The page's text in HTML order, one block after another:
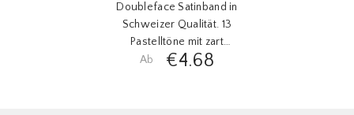
Doubleface Satinband in
Schweizer Qualität. 13
Pastelltöne mit zart
schimmernder Farbtiefe in 7
Ab €4.68